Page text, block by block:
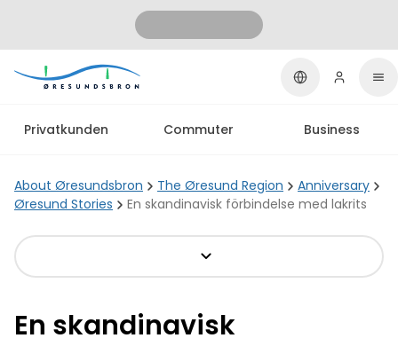
Privatkunden Commuter Business
About Øresundsbron The Øresund Region
Anniversary
Øresund Stories
En skandinavisk förbindelse med lakrits
En skandinavisk